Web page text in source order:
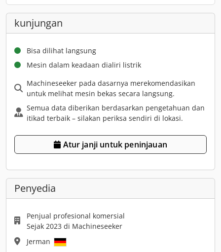
kunjungan
Bisa dilihat langsung
Mesin dalam keadaan dialiri listrik
Machineseeker pada dasarnya merekomendasikan
untuk melihat mesin bekas secara langsung.
Semua data diberikan berdasarkan pengetahuan dan
itikad terbaik – silakan periksa sendiri di lokasi.
Atur janji untuk peninjauan
Penyedia
Penjual profesional komersial
Sejak 2023 di Machineseeker
Jerman